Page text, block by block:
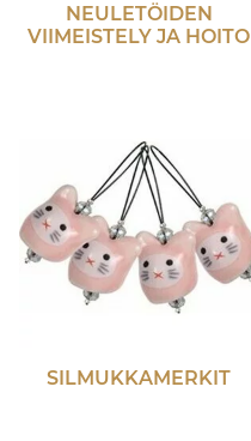
NEULETÖIDEN
VIIMEISTELY JA HOITO
SILMUKKAMERKIT